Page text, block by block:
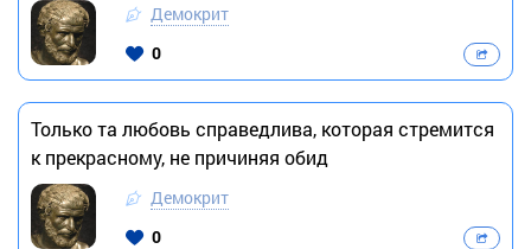
Демокрит
0
Только та любовь справедлива, которая стремится
к прекрасному, не причиняя обид
Демокрит
0